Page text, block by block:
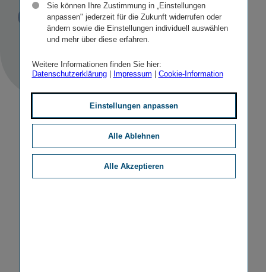
Veröffentlicht
23.11.2022 STICHWORTE
SONSTIGE
Sie können Ihre Zustimmung in „Einstellungen
anpassen" jederzeit für die Zukunft widerrufen oder
ändern sowie die Einstellungen individuell auswählen
und mehr über diese erfahren.
Weitere Informationen finden Sie hier:
Datenschutzerklärung| Impressum Cookie-Information
Einstellungen anpassen
Alle Ablehnen
Alle Akzeptieren